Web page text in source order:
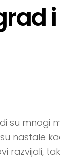
su mnogi
nastale
razvijali,